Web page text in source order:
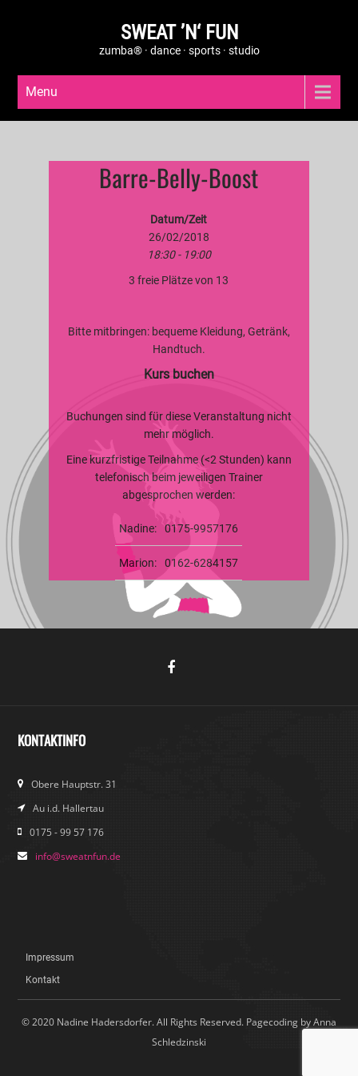
SWEAT ’N‘ FUN
zumba® · dance · sports · studio
Menu
Barre-Belly-Boost
Datum/Zeit
26/02/2018
18:30 - 19:00
3 freie Plätze von 13
Bitte mitbringen: bequeme Kleidung, Getränk,
Handtuch.
Kurs buchen
Buchungen sind für diese Veranstaltung nicht
mehr möglich.
Eine kurzfristige Teilnahme (<2 Stunden) kann
telefonisch beim jeweiligen Trainer
abgesprochen werden:
Nadine: 0175-9957176
Marion: 0162-6284157
KONTAKTINFO
Obere Hauptstr. 31
Au i.d. Hallertau
0175 - 99 57 176
info@sweatnfun.de
Impressum
Kontakt
© 2020 Nadine Hadersdorfer. All Rights Reserved. Pagecoding by Anna
Schledzinski